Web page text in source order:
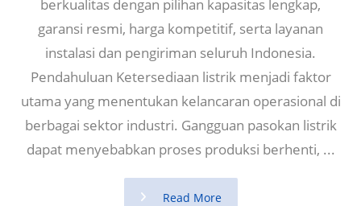
berkualitas dengan pilihan kapasitas lengkap,
garansi resmi, harga kompetitif, serta layanan
instalasi dan pengiriman seluruh Indonesia.
Pendahuluan Ketersediaan listrik menjadi faktor
utama yang menentukan kelancaran operasional di
berbagai sektor industri. Gangguan pasokan listrik
dapat menyebabkan proses produksi berhenti, ...
Read More